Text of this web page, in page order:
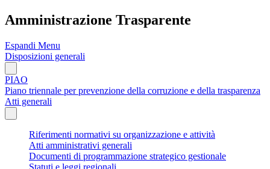
Amministrazione Trasparente
Espandi Menu
Disposizioni generali
PIAO
Piano triennale per prevenzione della corruzione e della trasparenza
Atti generali
Riferimenti normativi su organizzazione e attività
Atti amministrativi generali
Documenti di programmazione strategico gestionale
Statuti e leggi regionali